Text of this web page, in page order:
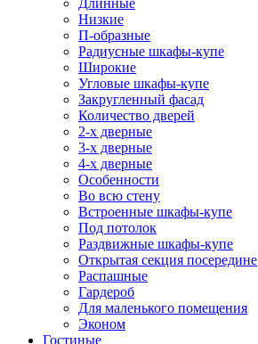
Длинные
Низкие
П-образные
Радиусные шкафы-купе
Широкие
Угловые шкафы-купе
Закругленный фасад
Количество дверей
2-х дверные
3-х дверные
4-х дверные
Особенности
Во всю стену
Встроенные шкафы-купе
Под потолок
Раздвижные шкафы-купе
Открытая секция посередине
Распашные
Гардероб
Для маленького помещения
Эконом
Гостиные